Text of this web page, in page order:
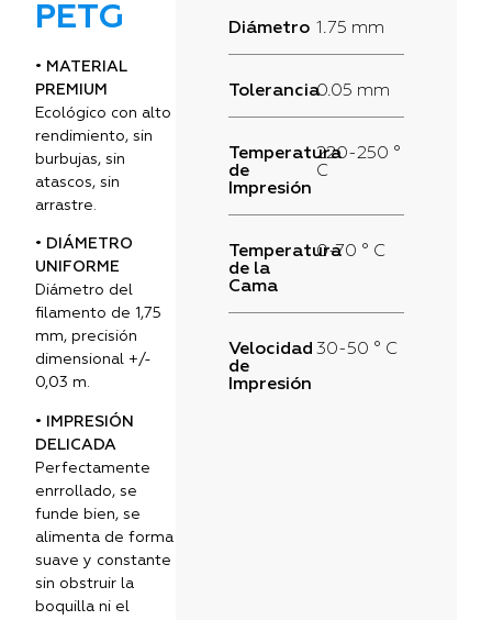
PETG
• MATERIAL
PREMIUM
Ecológico con alto
rendimiento, sin
burbujas, sin
atascos, sin
arrastre.
• DIÁMETRO
UNIFORME
Diámetro del
filamento de 1,75
mm, precisión
dimensional +/-
0,03 m.
• IMPRESIÓN
DELICADA
Perfectamente
enrrollado, se
funde bien, se
alimenta de forma
suave y constante
sin obstruir la
boquilla ni el
Diámetro 1.75 mm
Tolerancia0.05 mm
Temperatura
de
Impresión
220-250 °
C
Temperatura
de la
Cama
0-70 ° C
Velocidad
de
Impresión
30-50 ° C